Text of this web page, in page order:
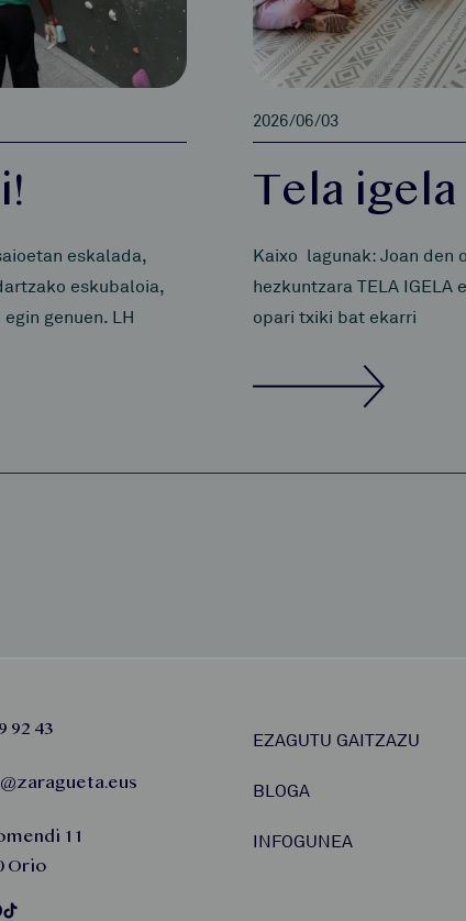
eskalada,
eskubaloia,
genuen. LH
2026/06/03
Tela
Kaixo lagunak: Joan den
hezkuntzara TELA
opari txiki bat ekarri
92 43
11
Orio
EZAGUTU GAITZAZU
BLOGA
INFOGUNEA